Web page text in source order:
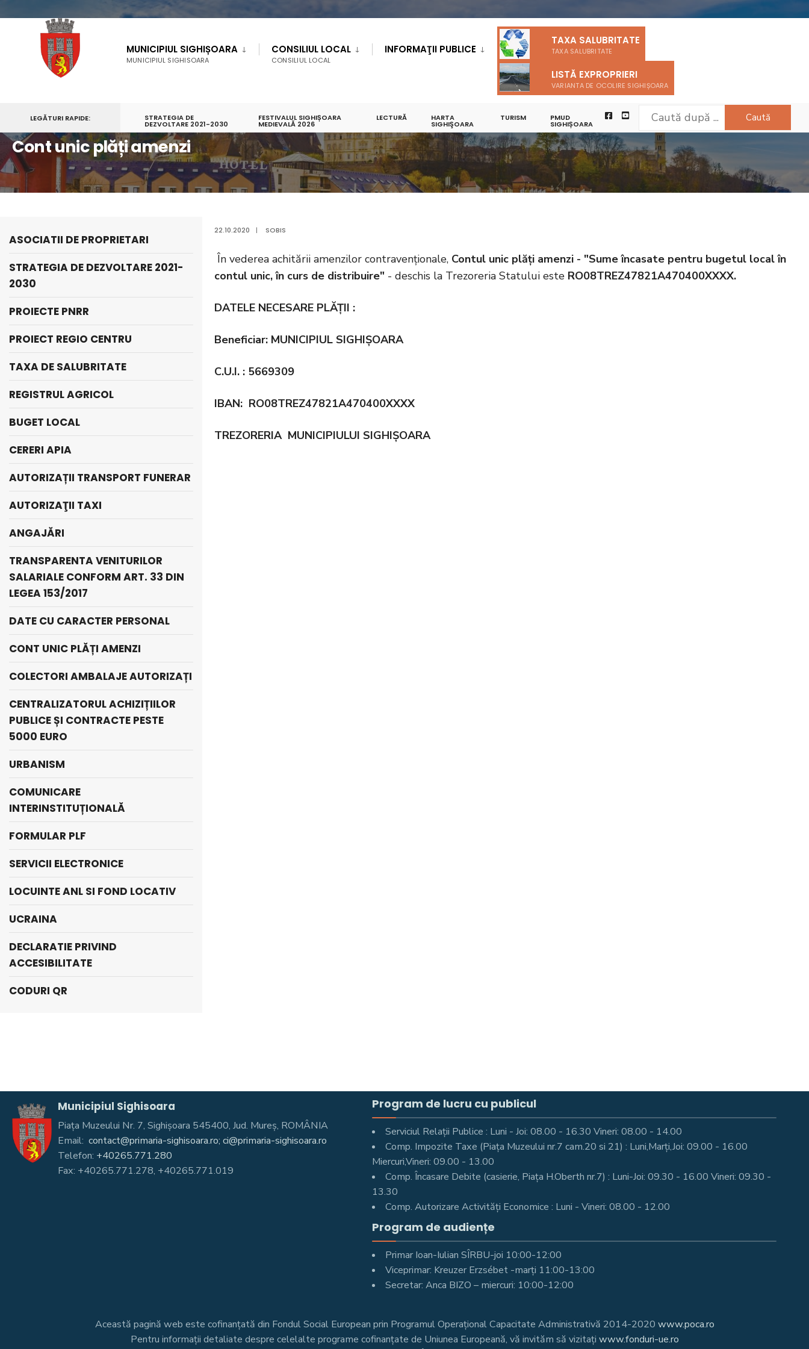
MUNICIPIUL SIGHIȘOARA
MUNICIPIUL SIGHISOARA
CONSILIUL LOCAL
CONSILIUL LOCAL
INFORMAŢII PUBLICE
TAXA SALUBRITATE
TAXA SALUBRITATE
LISTĂ EXPROPRIERI
VARIANTA DE OCOLIRE SIGHIȘOARA
LEGĂTURI RAPIDE: STRATEGIA DE
DEZVOLTARE 2021-2030
FESTIVALUL SIGHIȘOARA
MEDIEVALĂ 2026
LECTURĂ HARTA
SIGHIŞOARA
TURISM PMUD
SIGHIȘOARA
Caută
INFORMAŢII PUBLICE CONT UNIC PLĂȚI AMENZI
Cont unic plăți amenzi
22.10.2020 | SOBIS
În vederea achitării amenzilor contravenționale, Contul unic plăți amenzi - "Sume încasate pentru bugetul local în
contul unic, în curs de distribuire" - deschis la Trezoreria Statului este RO08TREZ47821A470400XXXX.
DATELE NECESARE PLĂŢII :
Beneficiar: MUNICIPIUL SIGHIȘOARA
C.U.I. : 5669309
IBAN: RO08TREZ47821A470400XXXX
TREZORERIA MUNICIPIULUI SIGHIȘOARA
ASOCIATII DE PROPRIETARI
STRATEGIA DE DEZVOLTARE 2021-
2030
PROIECTE PNRR
PROIECT REGIO CENTRU
TAXA DE SALUBRITATE
REGISTRUL AGRICOL
BUGET LOCAL
CERERI APIA
AUTORIZAȚII TRANSPORT FUNERAR
AUTORIZAŢII TAXI
ANGAJĂRI
TRANSPARENTA VENITURILOR
SALARIALE CONFORM ART. 33 DIN
LEGEA 153/2017
DATE CU CARACTER PERSONAL
CONT UNIC PLĂȚI AMENZI
COLECTORI AMBALAJE AUTORIZAȚI
CENTRALIZATORUL ACHIZIȚIILOR
PUBLICE ȘI CONTRACTE PESTE
5000 EURO
URBANISM
COMUNICARE
INTERINSTITUȚIONALĂ
FORMULAR PLF
SERVICII ELECTRONICE
LOCUINTE ANL SI FOND LOCATIV
UCRAINA
DECLARATIE PRIVIND
ACCESIBILITATE
CODURI QR
Municipiul Sighisoara
Piața Muzeului Nr. 7, Sighişoara 545400, Jud. Mureş, ROMÂNIA
Email: contact@primaria-sighisoara.ro; ci@primaria-sighisoara.ro
Telefon: +40265.771.280
Fax: +40265.771.278, +40265.771.019
Program de lucru cu publicul
Serviciul Relații Publice : Luni - Joi: 08.00 - 16.30 Vineri: 08.00 - 14.00
Comp. Impozite Taxe (Piața Muzeului nr.7 cam.20 si 21) : Luni,Marți,Joi: 09.00 - 16.00
Miercuri,Vineri: 09.00 - 13.00
Comp. Încasare Debite (casierie, Piața H.Oberth nr.7) : Luni-Joi: 09.30 - 16.00 Vineri: 09.30 -
13.30
Comp. Autorizare Activități Economice : Luni - Vineri: 08.00 - 12.00
Program de audiențe
Primar Ioan-Iulian SÎRBU-joi 10:00-12:00
Viceprimar: Kreuzer Erzsébet -marți 11:00-13:00
Secretar: Anca BIZO – miercuri: 10:00-12:00
Această pagină web este cofinanțată din Fondul Social European prin Programul Operațional Capacitate Administrativă 2014-2020 www.poca.ro
Pentru informații detaliate despre celelalte programe cofinanțate de Uniunea Europeană, vă invităm să vizitați www.fonduri-ue.ro